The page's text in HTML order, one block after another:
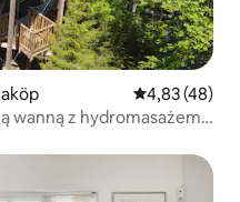
Średnia
4,83 (48)
wanną z hydromasażem